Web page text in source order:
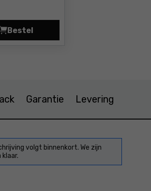
Bestel
Boor voor hout "Economy" 3x60
Garantie Levering
volgt binnenkort. We zijn
klaar.